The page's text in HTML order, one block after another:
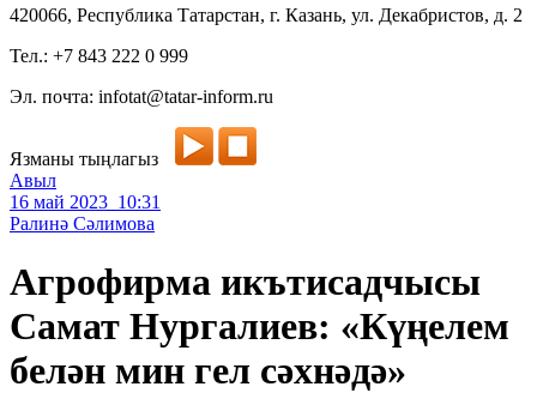
420066, Республика Татарстан, г. Казань, ул. Декабристов, д. 2
Тел.: +7 843 222 0 999
Эл. почта: infotat@tatar-inform.ru
Язманы тыңлагыз
Авыл
16 май 2023 10:31
Ралинә Сәлимова
Агрофирма икътисадчысы
Самат Нургалиев: «Күңелем
белән мин гел сәхнәдә»